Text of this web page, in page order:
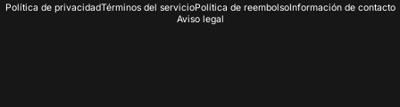
Política de privacidadTérminos del servicioPolítica de reembolsoInformación de contacto
Aviso legal